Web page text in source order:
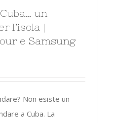
un
l’isola |
e Samsung
Non esiste un
a Cuba. La